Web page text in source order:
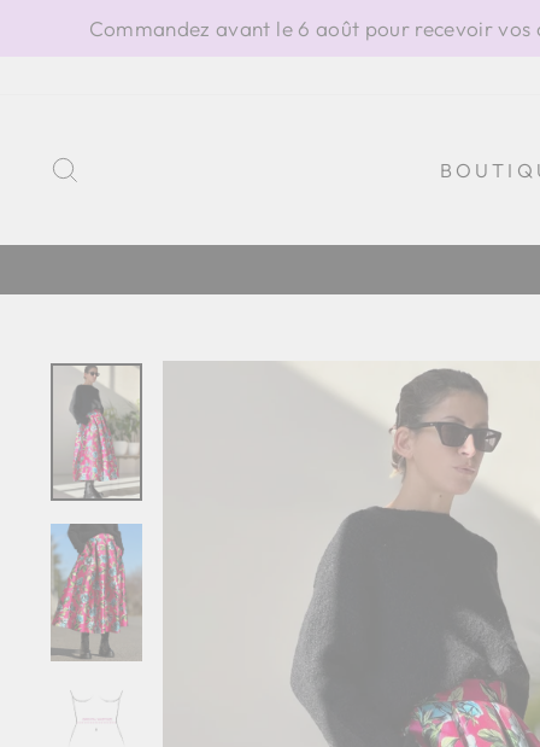
Commandez avant le 6 août pour recevoir vos